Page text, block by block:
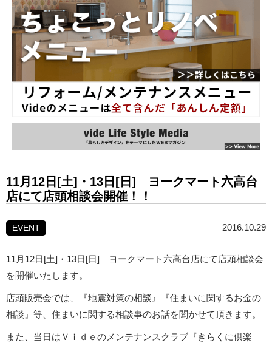
11月12日[土]・13日[日] ヨークマート六高台
店にて店頭相談会開催！！
EVENT 2016.10.29
11月12日[土]・13日[日] ヨークマート六高台店にて店頭相談会
を開催いたします。
店頭販売会では、『地震対策の相談』『住まいに関するお金の
相談』等、住まいに関する相談事のお話を聞かせて頂きます。
また、当日はＶｉｄｅのメンテナンスクラブ『きらくに倶楽